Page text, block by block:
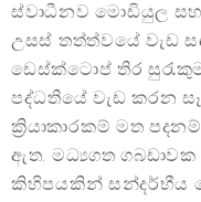
ස්වාධීනව මොඩියුල
උසස් තත්ත්වයේ වැඩ
ඩෙස්ක්ටොප් තිර
පද්ධතියේ වැඩ කරන
ක්‍රියාකාරකම් මත
ඇත. මධ්‍යගත
කිහිපයකින් සන්දර්භීය